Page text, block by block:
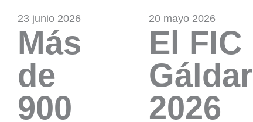
23 junio 2026
Más
de
900
20 mayo 2026
El FIC
Gáldar
2026